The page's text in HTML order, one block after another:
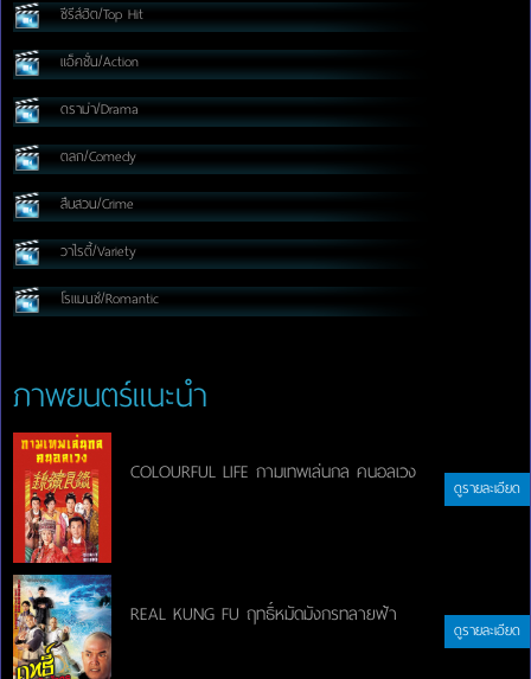
ซีรีส์ฮิต/Top Hit
แอ็คชั่น/Action
ดราม่า/Drama
ตลก/Comedy
สืบสวน/Crime
วาไรตี้/Variety
โรแมนซ์/Romantic
ภาพยนตร์แนะนำ
COLOURFUL LIFE กามเทพเล่นกล คนอลเวง
ดูรายละเอียด
REAL KUNG FU ฤทธิ์หมัดมังกรทลายฟ้า
ดูรายละเอียด